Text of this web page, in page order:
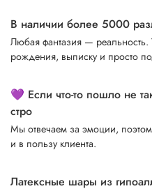
В наличии более 5000
Любая фантазия —
рождения, выписку и просто
💜 Если что-то пошло не
стро
Мы отвечаем за эмоции,
и в пользу клиента.
Латексные шары из